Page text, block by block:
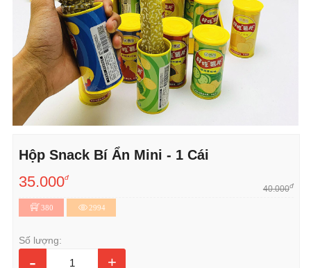
Hộp Snack Bí Ẩn Mini - 1 Cái
35.000đ
40.000đ
380 2994
Số lượng:
- +